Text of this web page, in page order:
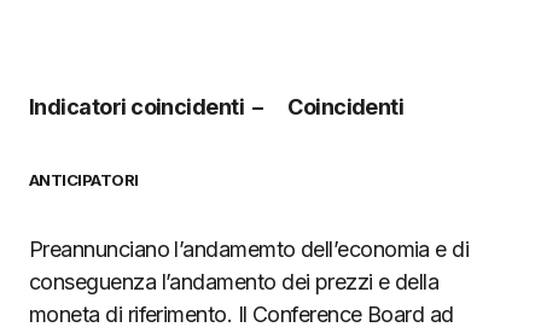
Indicatori coincidenti – Coincidenti
ANTICIPATORI
Preannunciano l’andamemto dell’economia e di
conseguenza l’andamento dei prezzi e della
moneta di riferimento. Il Conference Board ad